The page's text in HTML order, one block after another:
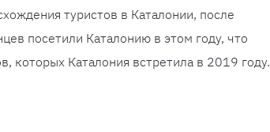
туристов в Каталонии, после
посетили Каталонию в этом году, что
которых Каталония встретила в 2019 году.